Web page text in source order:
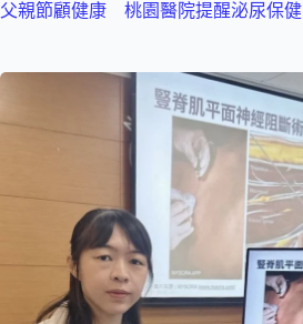
父親節顧健康 桃園醫院提醒泌尿保健